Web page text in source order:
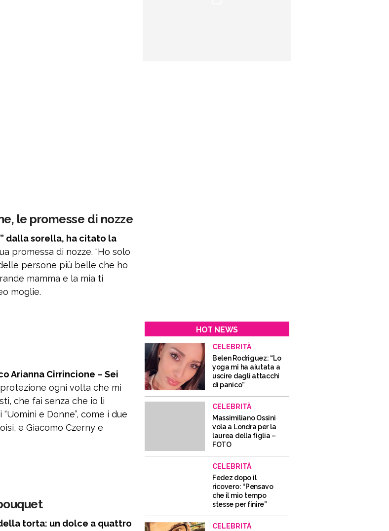
le promesse di nozze
dalla sorella, ha citato la
promessa di nozze. “Ho solo
persone più belle che ho
mamma e la mia ti
moglie.
Arianna Cirrincione – Sei
ogni volta che mi
che fai senza che io li
e Donne”, come i due
e Giacomo Czerny e
torta: un dolce a quattro
HOT NEWS
CELEBRITÀ
Belen Rodriguez: “Lo
yoga mi ha aiutata a
uscire dagli attacchi
di panico”
CELEBRITÀ
Massimiliano Ossini
vola a Londra per la
laurea della figlia –
FOTO
CELEBRITÀ
Fedez dopo il
ricovero: “Pensavo
che il mio tempo
stesse per finire”
CELEBRITÀ